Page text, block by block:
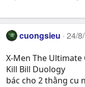
cuongsieu 24/
X-Men The Ultimate
Kill Bill Duology
bác cho 2 thằng cu